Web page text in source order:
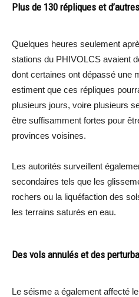
Plus de 130 répliques et
Quelques heures seulement
stations du PHIVOLCS avaient
dont certaines ont dépassé une
estiment que ces répliques
plusieurs jours, voire plusieurs
être suffisamment fortes pour
provinces voisines.
Les autorités surveillent
secondaires tels que les
rochers ou la liquéfaction des
les terrains saturés en eau.
Des vols annulés et des
Le séisme a également affecté